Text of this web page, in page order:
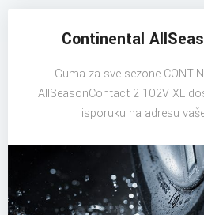
Continental
Guma za sve sezone
AllSeasonContact 2 102V XL
isporuku na adresu